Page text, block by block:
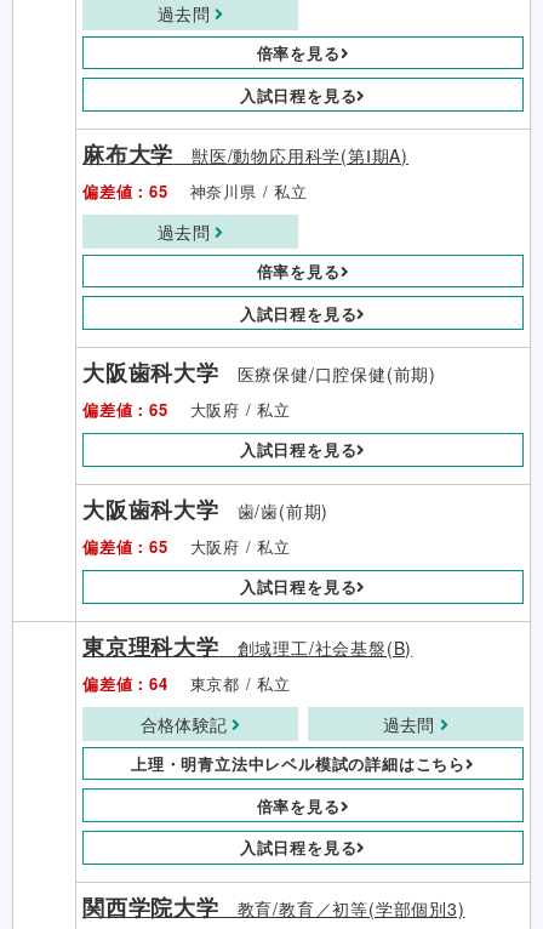
過去問
倍率を見る
入試日程を見る
麻布大学 獣医/動物応用科学(第Ⅰ期A)
偏差値：65 神奈川県 / 私立
過去問
倍率を見る
入試日程を見る
大阪歯科大学 医療保健/口腔保健(前期)
偏差値：65
大阪府 / 私立
入試日程を見る
大阪歯科大学 歯/歯(前期)
偏差値：65
大阪府 / 私立
入試日程を見る
東京理科大学 創域理工/社会基盤(B)
偏差値：64 東京都 / 私立
合格体験記 過去問
上理・明青立法中レベル模試の詳細はこちら
倍率を見る
入試日程を見る
関西学院大学 教育/教育／初等(学部個別3)